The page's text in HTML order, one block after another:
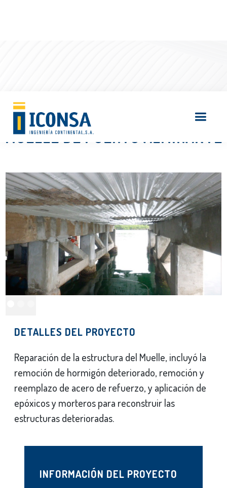
REPARACIÓN ESTRUCTURAL DEL
MUELLE DE PUERTO ALMIRANTE
DETALLES DEL PROYECTO
Reparación de la estructura del Muelle, incluyó la
remoción de hormigón deteriorado, remoción y
reemplazo de acero de refuerzo, y aplicación de
epóxicos y morteros para reconstruir las
estructuras deterioradas.
INFORMACIÓN DEL PROYECTO